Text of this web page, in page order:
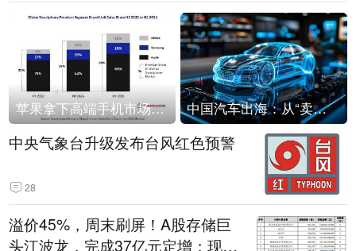
苹果拿下高端手机市场65%的份额：iPhone 17系列功不可没 中国汽车出海：从“卖出去”到“走进去”
中央气象台升级发布台风红色预警
28
溢价45%，周末刷屏！A股存储巨
头江波龙，完成37亿元定增：现价